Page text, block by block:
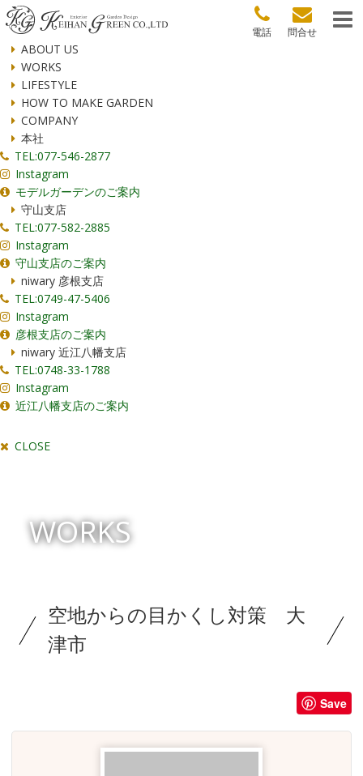
問合せ
電話
ABOUT US
WORKS
LIFESTYLE
HOW TO MAKE GARDEN
COMPANY
本社
TEL:077-546-2877
Instagram
モデルガーデンのご案内
守山支店
TEL:077-582-2885
Instagram
守山支店のご案内
niwary 彦根支店
TEL:0749-47-5406
Instagram
彦根支店のご案内
niwary 近江八幡支店
TEL:0748-33-1788
Instagram
近江八幡支店のご案内
CLOSE
WORKS
空地からの目かくし対策 大
津市
Save